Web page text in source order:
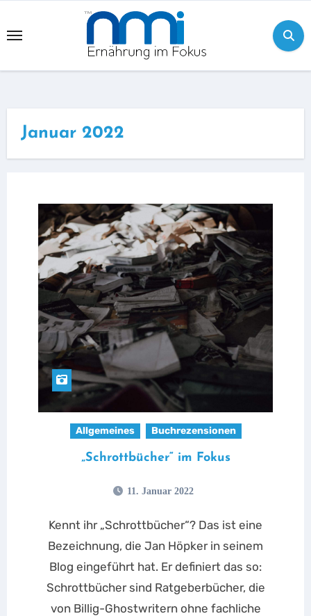
to
Januar 2022
Allgemeines Buchrezensionen
„Schrottbücher“ im Fokus
11. Januar 2022
Kennt ihr „Schrottbücher“? Das ist eine
Bezeichnung, die Jan Höpker in seinem
Blog eingeführt hat. Er definiert das so:
Schrottbücher sind Ratgeberbücher, die
von Billig-Ghostwritern ohne fachliche